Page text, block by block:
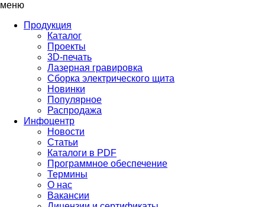
меню
Продукция
Каталог
Проекты
3D-печать
Лазерная гравировка
Сборка электрического щита
Новинки
Популярное
Распродажа
Инфоцентр
Новости
Статьи
Каталоги в PDF
Программное обеспечение
Термины
О нас
Вакансии